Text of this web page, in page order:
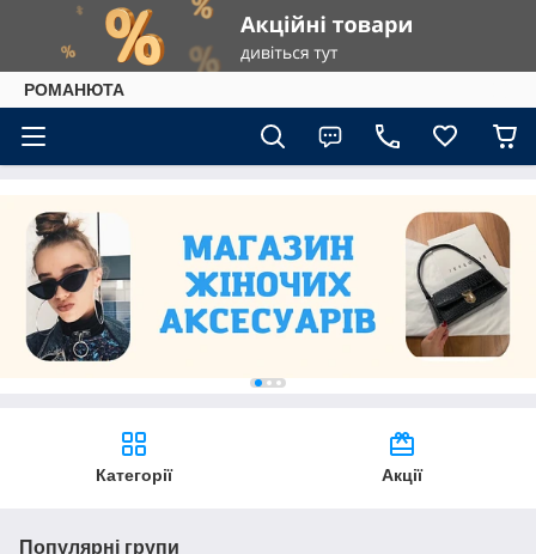
РОМАНЮТА
Категорії Акції
Популярні групи